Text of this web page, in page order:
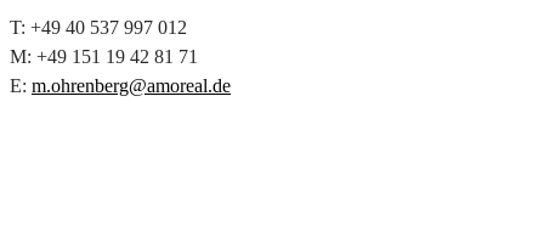
T: +49 40 537 997 012
M: +49 151 19 42 81 71
E: m.ohrenberg@amoreal.de